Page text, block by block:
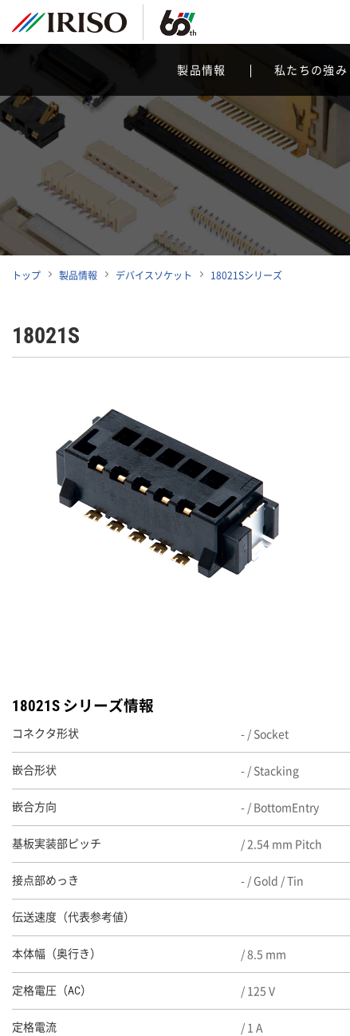
製品情報 私たちの強み
トップ 製品情報 デバイスソケット 18021Sシリーズ
18021S
18021S シリーズ情報
コネクタ形状 - / Socket
嵌合形状 - / Stacking
嵌合方向 - / BottomEntry
基板実装部ピッチ / 2.54 mm Pitch
接点部めっき - / Gold / Tin
伝送速度（代表参考値）
本体幅（奥行き） / 8.5 mm
定格電圧（AC） / 125 V
定格電流 / 1 A